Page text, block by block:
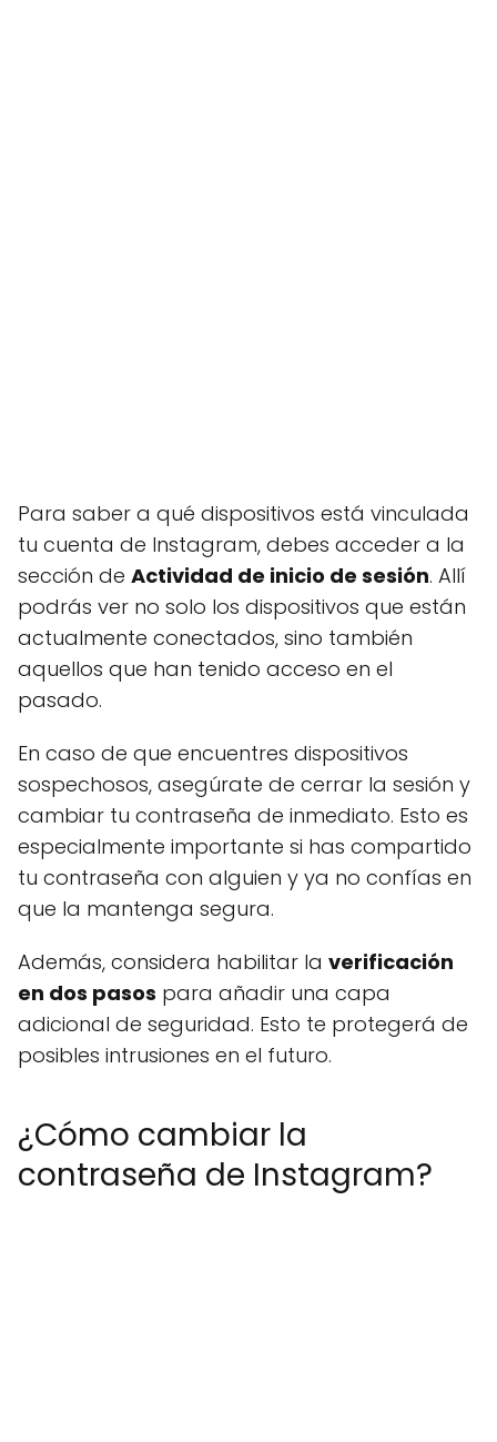
Para saber a qué dispositivos está vinculada
tu cuenta de Instagram, debes acceder a la
sección de Actividad de inicio de sesión. Allí
podrás ver no solo los dispositivos que están
actualmente conectados, sino también
aquellos que han tenido acceso en el
pasado.
En caso de que encuentres dispositivos
sospechosos, asegúrate de cerrar la sesión y
cambiar tu contraseña de inmediato. Esto es
especialmente importante si has compartido
tu contraseña con alguien y ya no confías en
que la mantenga segura.
Además, considera habilitar la verificación
en dos pasos para añadir una capa
adicional de seguridad. Esto te protegerá de
posibles intrusiones en el futuro.
¿Cómo cambiar la
contraseña de Instagram?